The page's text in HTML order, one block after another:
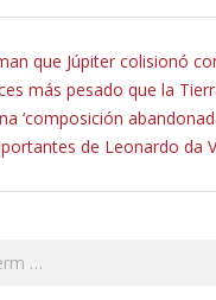
que Júpiter colisionó
más pesado que la
‘composición
de Leonardo da